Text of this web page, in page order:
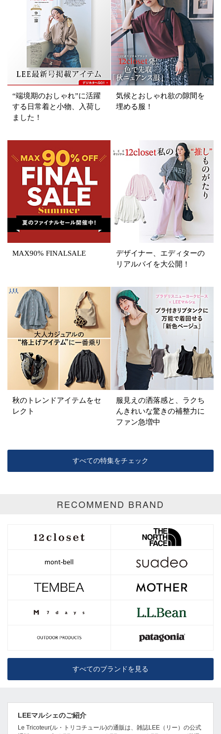
掲載雑誌
すべて 新着
SALE商品
再入荷 ラスト1
在庫あり
カラー
ベージュ ブラウン オレンジ
イエロー レッド ピンク
パープル グリーン ブルー
ゴールド シルバー マルチ
“端境期のおしゃれ”に活躍
する日常着と小物、入荷し
ました！
気候とおしゃれ欲の隙間を
埋める服！
MAX90% FINALSALE
デザイナー、エディターの
リアルバイを大公開！
秋のトレンドアイテムをセ
レクト
服見えの洒落感と、ラクち
んきれいな驚きの補整力に
ファン急増中
すべての特集をチェック
RECOMMEND BRAND
すべてのブランドを見る
LEEマルシェのご紹介
Le Tricoteur(ル・トリコチュール)の通販は、雑誌LEE（リー）の公式